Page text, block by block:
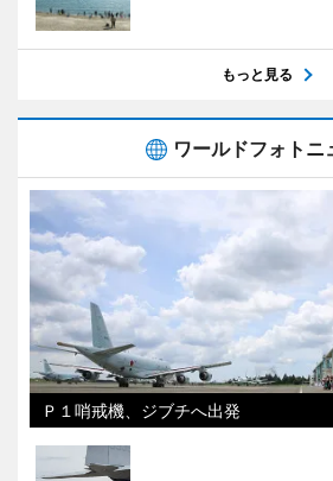
もっと見る
ワールドフォトニ
Ｐ１哨戒機、ジブチへ出発